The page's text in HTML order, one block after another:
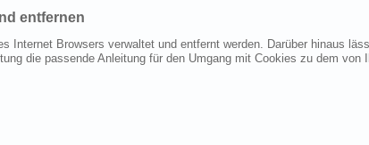
entfernen
Internet Browsers verwaltet und entfernt werden. Darüber hinaus
die passende Anleitung für den Umgang mit Cookies zu dem von